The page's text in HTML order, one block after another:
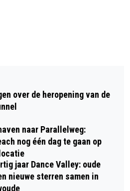
NOVA OFFICIEEL
KLAS (#4): WILDE
VOOR
over de heropening van de
naar Parallelweg:
nog één dag te gaan op
jaar Dance Valley: oude
nieuwe sterren samen in